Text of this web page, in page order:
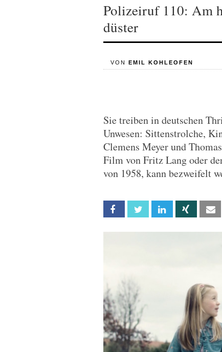
Polizeiruf 110: Am
düster
VON EMIL KOHLEOFEN
Sie treiben in deutschen
Unwesen: Sittenstrolche,
Clemens Meyer und
Film von Fritz Lang oder
von 1958, kann bezweifelt
Facebook Twitter Linkedin Xing